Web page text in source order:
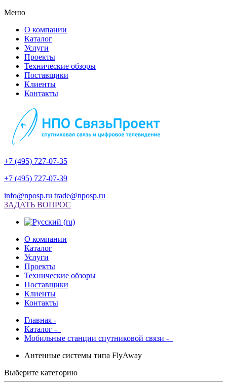
Меню
О компании
Каталог
Услуги
Проекты
Технические обзоры
Поставщики
Клиенты
Контакты
+7 (495) 727-07-35
+7 (495) 727-07-39
info@nposp.ru trade@nposp.ru
ЗАДАТЬ ВОПРОС
О компании
Каталог
Услуги
Проекты
Технические обзоры
Поставщики
Клиенты
Контакты
Главная -
Каталог -
Мобильные станции спутниковой связи -
Антенные системы типа FlyAway
Выберите категорию